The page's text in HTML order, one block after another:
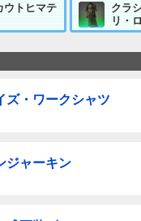
ウトヒマテ
クラ
リ・
ズ・ワークシャツ
ジャーキン